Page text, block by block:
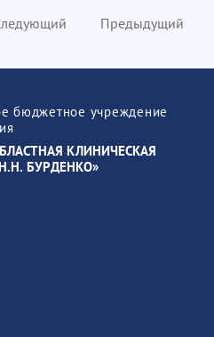
Предыдущий
бюджетное учреждение
КЛИНИЧЕСКАЯ
БУРДЕНКО»